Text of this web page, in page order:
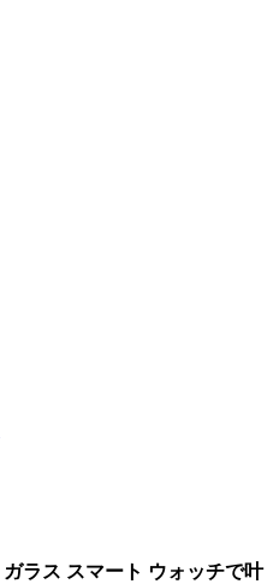
ラス スマート ウォッチで叶